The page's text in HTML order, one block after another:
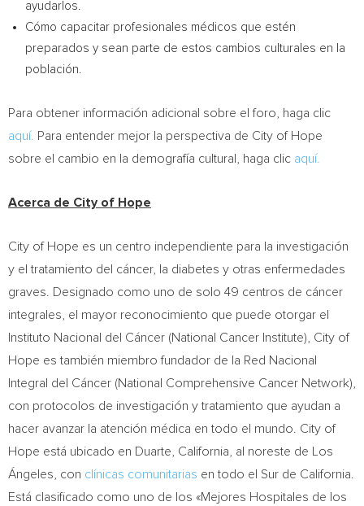
ayudarlos.
Cómo capacitar profesionales médicos que estén
preparados y sean parte de estos cambios culturales en la
población.
Para obtener información adicional sobre el foro, haga clic
aquí.
Para entender mejor la perspectiva de City of Hope
sobre el cambio en la demografía cultural, haga clic aquí.
Acerca de City of Hope
City of Hope es un centro independiente para la investigación
y el tratamiento del cáncer, la diabetes y otras enfermedades
graves. Designado como uno de solo 49 centros de cáncer
integrales, el mayor reconocimiento que puede otorgar el
Instituto Nacional del Cáncer (National Cancer Institute), City of
Hope es también miembro fundador de la Red Nacional
Integral del Cáncer (National Comprehensive Cancer Network),
con protocolos de investigación y tratamiento que ayudan a
hacer avanzar la atención médica en todo el mundo. City of
Hope está ubicado en Duarte, California , al noreste de Los
Ángeles, con clínicas comunitarias en todo el Sur de California
Está clasificado como uno de los «Mejores Hospitales de los